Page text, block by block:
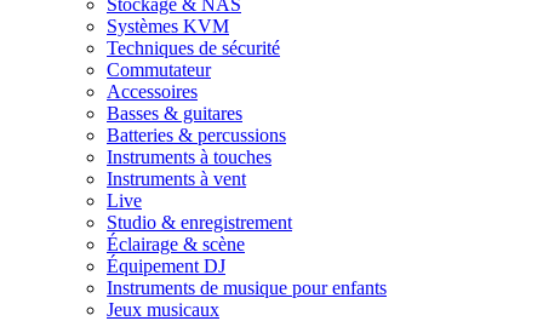
Stockage & NAS
Systèmes KVM
Techniques de sécurité
Commutateur
Accessoires
Basses & guitares
Batteries & percussions
Instruments à touches
Instruments à vent
Live
Studio & enregistrement
Éclairage & scène
Équipement DJ
Instruments de musique pour enfants
Jeux musicaux